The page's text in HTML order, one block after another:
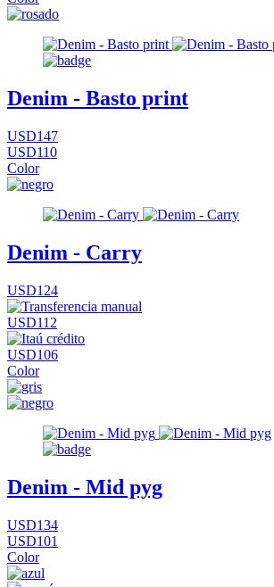
Denim - Basto print
USD147
USD110
Color
Denim - Carry
USD124
USD112
USD106
Color
Denim - Mid pyg
USD134
USD101
Color